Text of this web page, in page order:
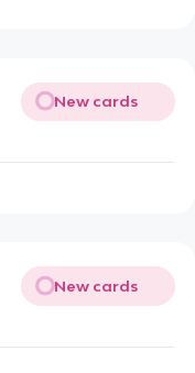
New cards
New cards